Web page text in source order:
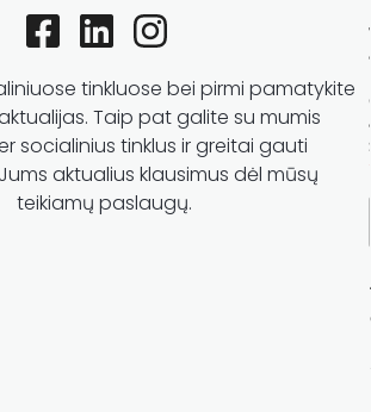
tinkluose bei pirmi pamatykite
Taip pat galite su mumis
socialinius tinklus ir greitai gauti
aktualius klausimus dėl mūsų
teikiamų paslaugų.